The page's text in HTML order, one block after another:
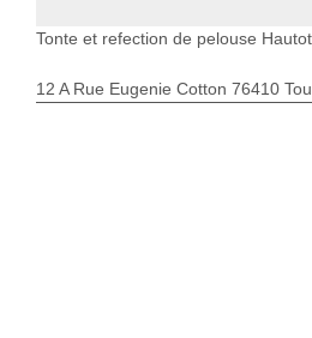
Tonte et refection de pelouse
12 A Rue Eugenie Cotton 76410